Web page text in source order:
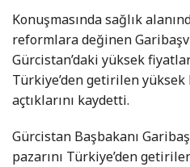
Konuşmasında sağlık
reformlara değinen
Gürcistan’daki yüksek
Türkiye’den getirilen
açtıklarını kaydetti.
Gürcistan Başbakanı
pazarını Türkiye’den